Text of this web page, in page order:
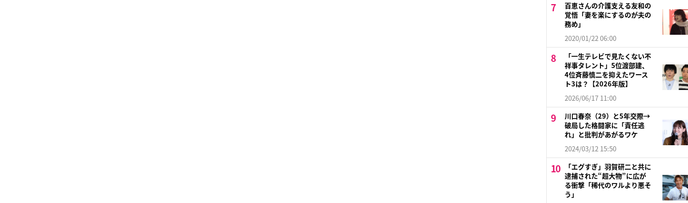
百恵さんの介護支える友和の
覚悟「妻を楽にするのが夫の
務め」
2020/01/22 06:00
「一生テレビで見たくない不
祥事タレント」5位渡部建、
4位斉藤慎二を抑えたワース
ト3は？【2026年版】
2026/06/17 11:00
川口春奈（29）と5年交際→
破局した格闘家に「責任逃
れ」と批判があがるワケ
2024/03/12 15:50
「エグすぎ」羽賀研二と共に
逮捕された“超大物”に広が
る衝撃「稀代のワルより悪そ
う」